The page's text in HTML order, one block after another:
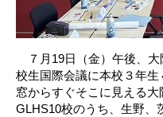
７月19日（金）午後、大
校生国際会議に本校３年
窓からすぐそこに見え
GLHS10校のうち、生野、